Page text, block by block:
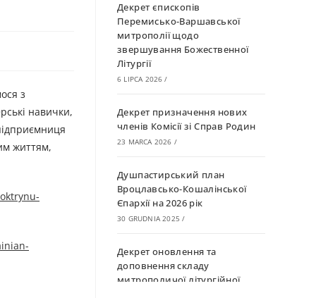
з
навички,
життям,
Декрет єпископів
Перемисько-Варшавської
митрополії щодо
звершування Божественної
Літургії
6 LIPCA 2026 /
Декрет призначення нових
членів Комісії зі Справ Родин
23 MARCA 2026 /
Душпастирський план
Вроцлавсько-Кошалінської
Єпархії на 2026 рік
30 GRUDNIA 2025 /
Декрет оновлення та
доповнення складу
митрополичої літургійної